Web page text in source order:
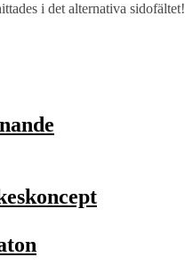
i det alternativa sidofältet!